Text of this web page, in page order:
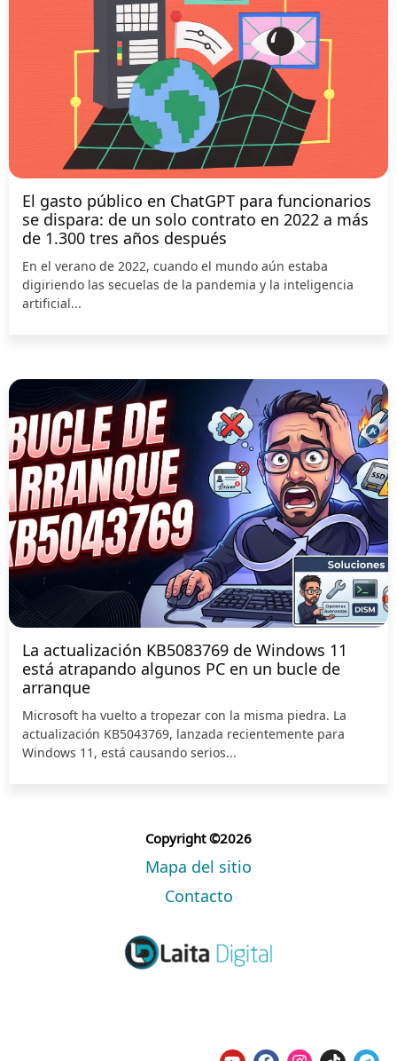
El gasto público en ChatGPT para funcionarios
se dispara: de un solo contrato en 2022 a más
de 1.300 tres años después
En el verano de 2022, cuando el mundo aún estaba
digiriendo las secuelas de la pandemia y la inteligencia
artificial...
La actualización KB5083769 de Windows 11
está atrapando algunos PC en un bucle de
arranque
Microsoft ha vuelto a tropezar con la misma piedra. La
actualización KB5043769, lanzada recientemente para
Windows 11, está causando serios...
Copyright ©2026
Mapa del sitio
Contacto